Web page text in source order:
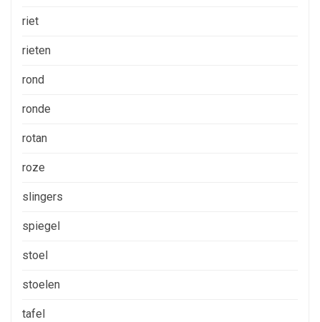
riet
rieten
rond
ronde
rotan
roze
slingers
spiegel
stoel
stoelen
tafel